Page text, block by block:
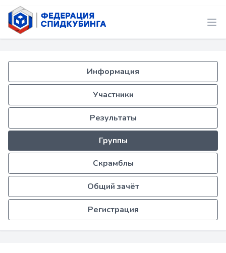
Информация
Участники
Результаты
Группы
Скрамблы
Общий зачёт
Регистрация